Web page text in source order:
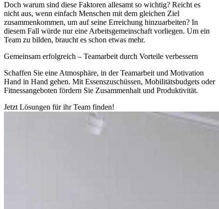
Doch warum sind diese Faktoren allesamt so wichtig? Reicht es
nicht aus, wenn einfach Menschen mit dem gleichen Ziel
zusammenkommen, um auf seine Erreichung hinzuarbeiten? In
diesem Fall würde nur eine Arbeitsgemeinschaft vorliegen. Um ein
Team zu bilden, braucht es schon etwas mehr.
Gemeinsam erfolgreich – Teamarbeit durch Vorteile verbessern
Schaffen Sie eine Atmosphäre, in der Teamarbeit und Motivation
Hand in Hand gehen. Mit Essenszuschüssen, Mobilitätsbudgets oder
Fitnessangeboten fördern Sie Zusammenhalt und Produktivität.
Jetzt Lösungen für ihr Team finden!